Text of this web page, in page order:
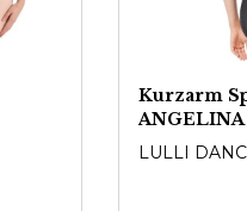
Kurzarm
ANGELINA
LULLI